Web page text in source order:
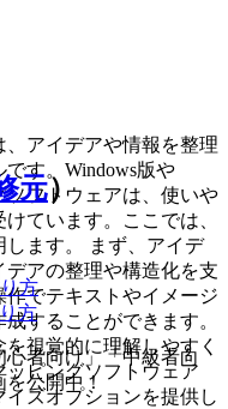
アイデアや情報を整理
す。Windows版や
ソフトウェアは、使いや
ています。ここでは、
ます。 まず、アイデ
アの整理や構造化を支
でテキストやイメージ
することができます。
視覚的に理解しやすく
ッピングソフトウェア
ズオプションを提供し
元）
方
方
者向け」「中級者向
公開中！